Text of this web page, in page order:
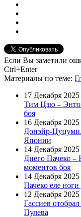
Если Вы заметили
Ctrl+Enter
Материалы по теме:
17 Декабря 2025
Тим Цзю –
боя
16 Декабря 2025
Донэйр-Цуцуми.
Японии
14 Декабря 2025
Диего Пачеко
моментов боя
14 Декабря 2025
Пачеко еле
12 Декабря 2025
Гассиев
Пулева